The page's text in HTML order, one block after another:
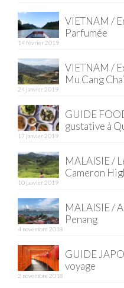
VIETNAM /
Parfumée
14 février 2019
VIETNAM /
Mu Cang Chai
24 janvier 2019
GUIDE
gustative à
17 janvier 2019
MALAISIE /
Cameron
10 janvier 2019
MALAISIE /
Penang
4 novembre 2018
GUIDE
voyage
2 novembre 2018